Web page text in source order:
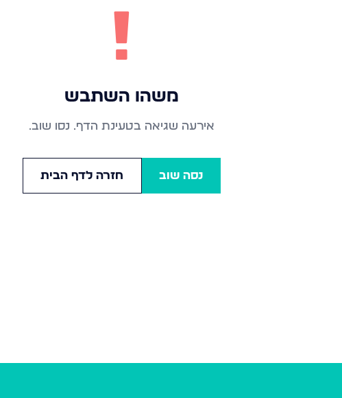
!
משהו השתבש
אירעה שגיאה בטעינת הדף. נסו שוב.
נסה שוב חזרה לדף הבית